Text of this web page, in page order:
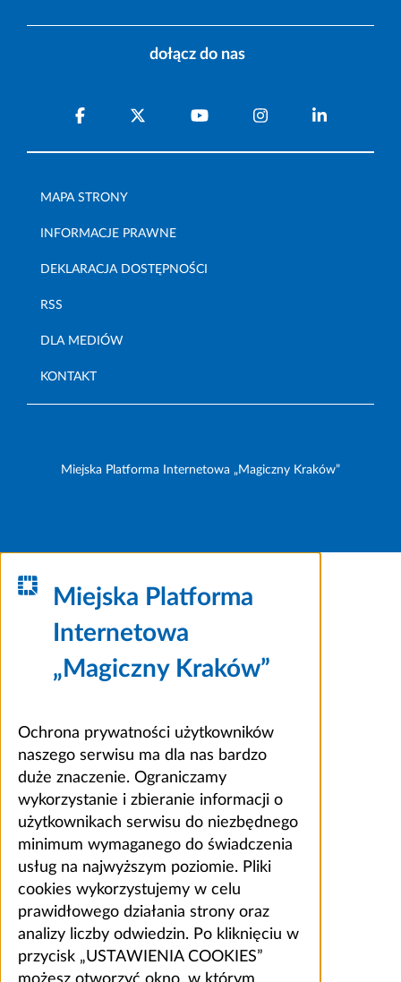
dołącz do nas
MAPA STRONY
INFORMACJE PRAWNE
DEKLARACJA DOSTĘPNOŚCI
RSS
DLA MEDIÓW
KONTAKT
Miejska Platforma Internetowa „Magiczny Kraków”
Miejska Platforma
Internetowa
„Magiczny Kraków”
Ochrona prywatności użytkowników
naszego serwisu ma dla nas bardzo
duże znaczenie. Ograniczamy
wykorzystanie i zbieranie informacji o
użytkownikach serwisu do niezbędnego
minimum wymaganego do świadczenia
usług na najwyższym poziomie. Pliki
cookies wykorzystujemy w celu
prawidłowego działania strony oraz
analizy liczby odwiedzin. Po kliknięciu w
przycisk „USTAWIENIA COOKIES”